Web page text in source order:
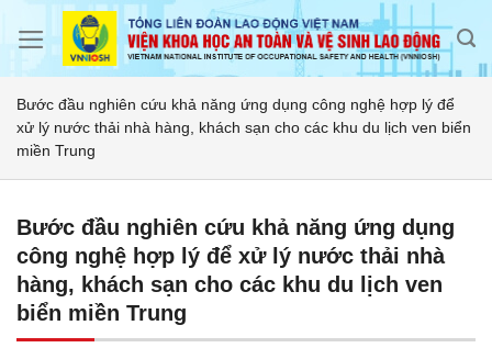
Bước đầu nghiên cứu khả năng ứng dụng công nghệ hợp lý để
xử lý nước thải nhà hàng, khách sạn cho các khu du lịch ven biển
miền Trung
Bước đầu nghiên cứu khả năng ứng dụng
công nghệ hợp lý để xử lý nước thải nhà
hàng, khách sạn cho các khu du lịch ven
biển miền Trung